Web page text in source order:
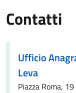
Contatti
Ufficio
Leva
Piazza Roma,